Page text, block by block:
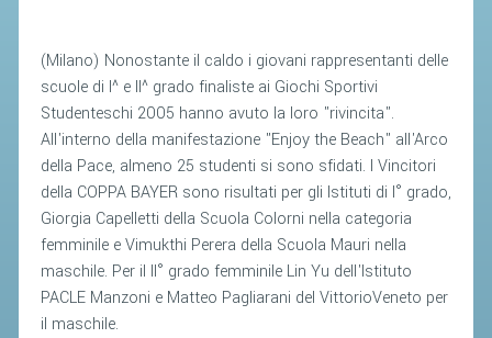
(Milano) Nonostante il caldo i giovani rappresentanti delle
scuole di I^ e II^ grado finaliste ai Giochi Sportivi
Studenteschi 2005 hanno avuto la loro "rivincita".
All'interno della manifestazione "Enjoy the Beach" all'Arco
della Pace, almeno 25 studenti si sono sfidati. I Vincitori
della COPPA BAYER sono risultati per gli Istituti di I° grado,
Giorgia Capelletti della Scuola Colorni nella categoria
femminile e Vimukthi Perera della Scuola Mauri nella
maschile. Per il II° grado femminile Lin Yu dell'Istituto
PACLE Manzoni e Matteo Pagliarani del VittorioVeneto per
il maschile.
REGOLAMENTI
PROVVEDIMENTI
ORGANI DI GIUSTIZIA FEDERALE
MAGLIA AZZURRA
STAFF TECNICO